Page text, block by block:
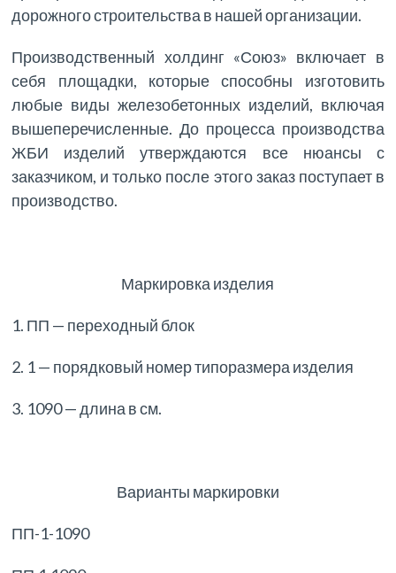
дорожного строительства в нашей организации.
Производственный холдинг «Союз» включает в
себя площадки, которые способны изготовить
любые виды железобетонных изделий, включая
вышеперечисленные. До процесса производства
ЖБИ изделий утверждаются все нюансы с
заказчиком, и только после этого заказ поступает в
производство.
Маркировка изделия
1. ПП — переходный блок
2. 1 — порядковый номер типоразмера изделия
3. 1090 — длина в см.
Варианты маркировки
ПП-1-1090